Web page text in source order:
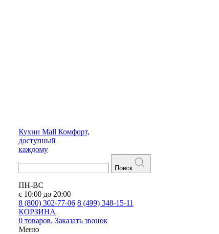
Кухни Mall Комфорт,
доступный
каждому
Поиск
ПН-ВС
с 10:00 до 20:00
8 (800) 302-77-06 8 (499) 348-15-11
КОРЗИНА
0 товаров. Заказать звонок
Меню